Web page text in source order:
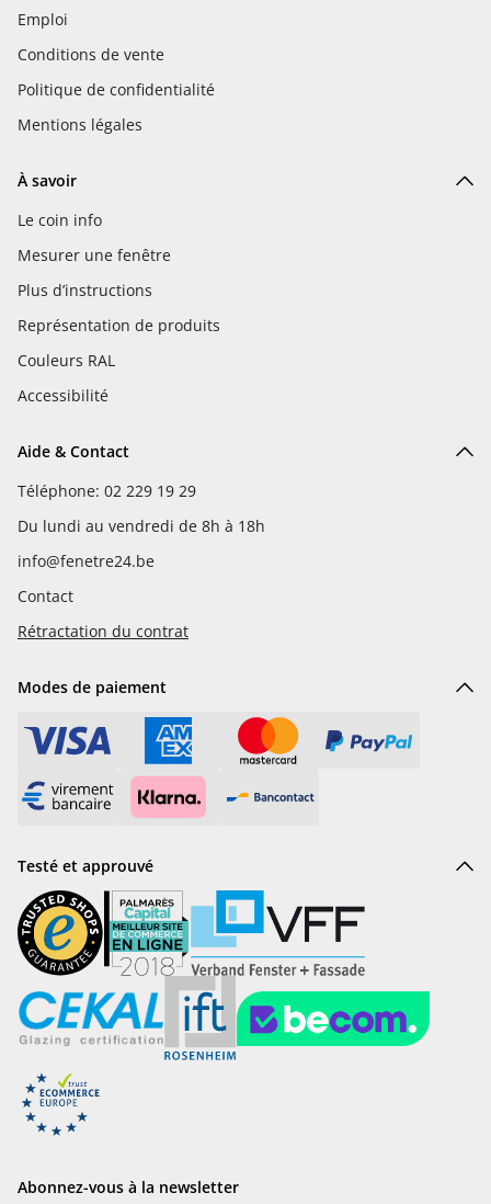
Emploi
Conditions de vente
Politique de confidentialité
Mentions légales
À savoir
Le coin info
Mesurer une fenêtre
Plus d’instructions
Représentation de produits
Couleurs RAL
Accessibilité
Aide & Contact
Téléphone: 02 229 19 29
Du lundi au vendredi de 8h à 18h
info@fenetre24.be
Contact
Rétractation du contrat
Modes de paiement
Testé et approuvé
Abonnez-vous à la newsletter